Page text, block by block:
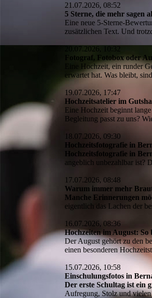
21.07.2026, 08:52
5 Sterne, die mehr sagen
Eine neue 5-Sterne-
zusätzlichen Text. Und
20.07.2026, 10:32
Fotograf, Fotobox oder
Eine Hochzeit, ein runder
erwartet hat. Was bleibt,
19.07.2026, 17:47
Hochzeitsatelier im
Eine Hochzeit beginnt
Begleitung passt zu uns?
18.07.2026, 09:30
Hochzeitsfotografie in
Hochzeitsfotografie in
angeblich unbezahlbar ist?
17.07.2026, 08:48
Warum immer mehr
Manche Erinnerungen
eigentlich das Lachen der
16.07.2026, 08:36
Hochzeiten im August:
Der August gehört zu den
einen besonderen
15.07.2026, 10:58
Einschulungsfotos in
Der erste Schultag ist ein
Aufregung, Stolz und